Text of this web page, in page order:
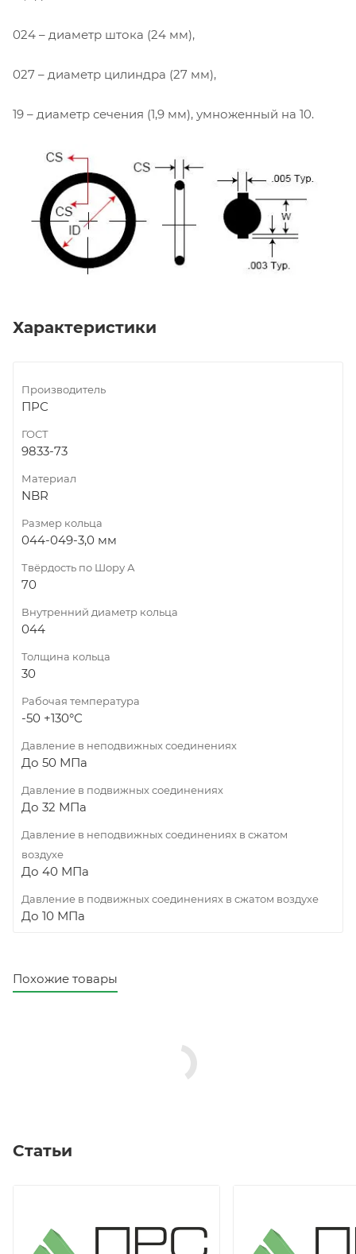
024 – диаметр штока (24 мм),
027 – диаметр цилиндра (27 мм),
19 – диаметр сечения (1,9 мм), умноженный на 10.
Характеристики
Производитель
ПРС
ГОСТ
9833-73
Материал
NBR
Размер кольца
044-049-3,0 мм
Твёрдость по Шору А
70
Внутренний диаметр кольца
044
Толщина кольца
30
Рабочая температура
-50 +130°С
Давление в неподвижных соединениях
До 50 МПа
Давление в подвижных соединениях
До 32 МПа
Давление в неподвижных соединениях в сжатом
воздухе
До 40 МПа
Давление в подвижных соединениях в сжатом воздухе
До 10 МПа
Похожие товары
Статьи